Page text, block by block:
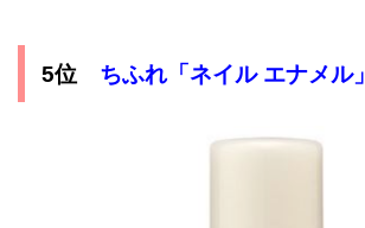
5位 ちふれ「ネイル エナメル」